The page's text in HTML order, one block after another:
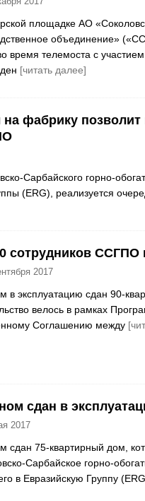
площадке АО
объединение»
время телемоста с
[читать далее]
фабрику
Сарбайского горно-
(ERG), реализуется
сотрудников ССГПО
2017
в эксплуатацию сдан 90-
велось в рамках
Соглашению между
сдан в
2017
сдан 75-квартирный дом,
Сарбайское горно-
в Евразийскую Группу